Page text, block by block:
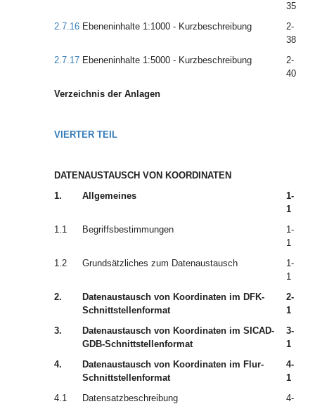
35
2.7.16 Ebeneninhalte 1:1000 - Kurzbeschreibung
2-
38
2.7.17 Ebeneninhalte 1:5000 - Kurzbeschreibung
2-
40
Verzeichnis der Anlagen
VIERTER TEIL
DATENAUSTAUSCH VON KOORDINATEN
1.
Allgemeines
1-
1
1.1
Begriffsbestimmungen
1-
1
1.2
Grundsätzliches zum Datenaustausch
1-
1
2.
Datenaustausch von Koordinaten im DFK-
Schnittstellenformat
2-
1
3.
Datenaustausch von Koordinaten im SICAD-
GDB-Schnittstellenformat
3-
1
4.
Datenaustausch von Koordinaten im Flur-
Schnittstellenformat
4-
1
4.1
Datensatzbeschreibung
4-